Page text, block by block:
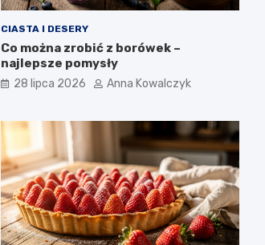
CIASTA I DESERY
Co można zrobić z borówek –
najlepsze pomysły
28 lipca 2026 Anna Kowalczyk